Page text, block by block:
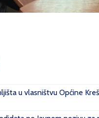
u vlasništvu Općine